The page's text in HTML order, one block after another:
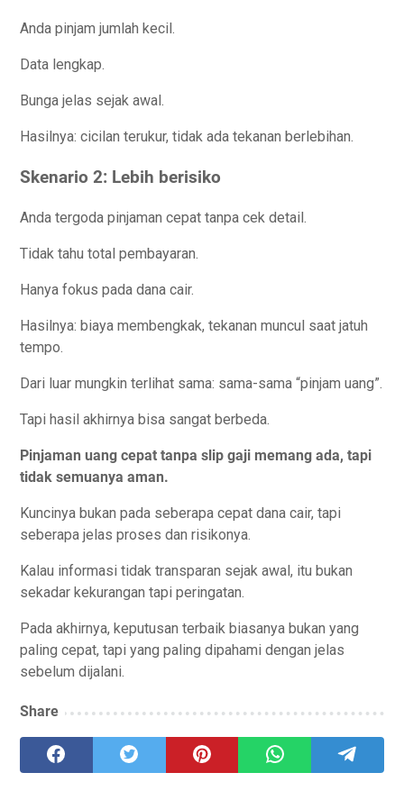
Anda pinjam jumlah kecil.
Data lengkap.
Bunga jelas sejak awal.
Hasilnya: cicilan terukur, tidak ada tekanan berlebihan.
Skenario 2: Lebih berisiko
Anda tergoda pinjaman cepat tanpa cek detail.
Tidak tahu total pembayaran.
Hanya fokus pada dana cair.
Hasilnya: biaya membengkak, tekanan muncul saat jatuh
tempo.
Dari luar mungkin terlihat sama: sama-sama “pinjam uang”.
Tapi hasil akhirnya bisa sangat berbeda.
Pinjaman uang cepat tanpa slip gaji memang ada, tapi
tidak semuanya aman.
Kuncinya bukan pada seberapa cepat dana cair, tapi
seberapa jelas proses dan risikonya.
Kalau informasi tidak transparan sejak awal, itu bukan
sekadar kekurangan tapi peringatan.
Pada akhirnya, keputusan terbaik biasanya bukan yang
paling cepat, tapi yang paling dipahami dengan jelas
sebelum dijalani.
Share